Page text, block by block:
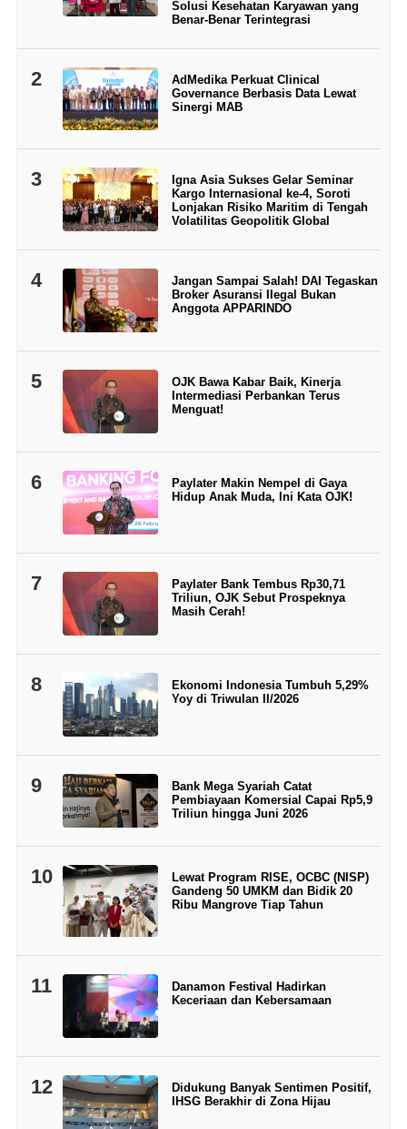
Solusi Kesehatan Karyawan yang
Benar-Benar Terintegrasi
2
AdMedika Perkuat Clinical
Governance Berbasis Data Lewat
Sinergi MAB
3
Igna Asia Sukses Gelar Seminar
Kargo Internasional ke-4, Soroti
Lonjakan Risiko Maritim di Tengah
Volatilitas Geopolitik Global
4
Jangan Sampai Salah! DAI Tegaskan
Broker Asuransi Ilegal Bukan
Anggota APPARINDO
5
OJK Bawa Kabar Baik, Kinerja
Intermediasi Perbankan Terus
Menguat!
6
Paylater Makin Nempel di Gaya
Hidup Anak Muda, Ini Kata OJK!
7
Paylater Bank Tembus Rp30,71
Triliun, OJK Sebut Prospeknya
Masih Cerah!
8
Ekonomi Indonesia Tumbuh 5,29%
Yoy di Triwulan II/2026
9
Bank Mega Syariah Catat
Pembiayaan Komersial Capai Rp5,9
Triliun hingga Juni 2026
10
Lewat Program RISE, OCBC (NISP)
Gandeng 50 UMKM dan Bidik 20
Ribu Mangrove Tiap Tahun
11
Danamon Festival Hadirkan
Keceriaan dan Kebersamaan
12
Didukung Banyak Sentimen Positif,
IHSG Berakhir di Zona Hijau